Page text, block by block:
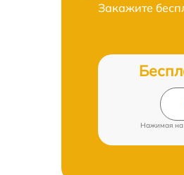
Закажите
Нажимая на